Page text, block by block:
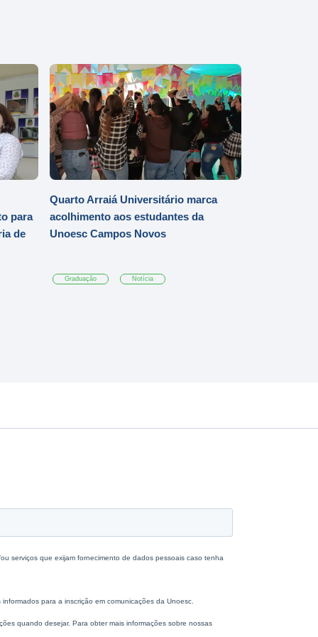
para
de
Quarto Arraiá Universitário marca
acolhimento aos estudantes da
Unoesc Campos Novos
Graduação Notícia